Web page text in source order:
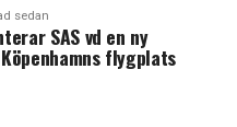
stadsdirektör
Øresund.
i Köpenhamn.
sedan
SAS vd en ny
flygplats